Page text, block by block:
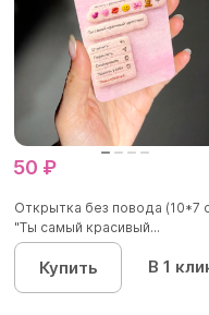
50 ₽
Открытка без повода (10*7
"Ты самый красивый...
Купить В 1